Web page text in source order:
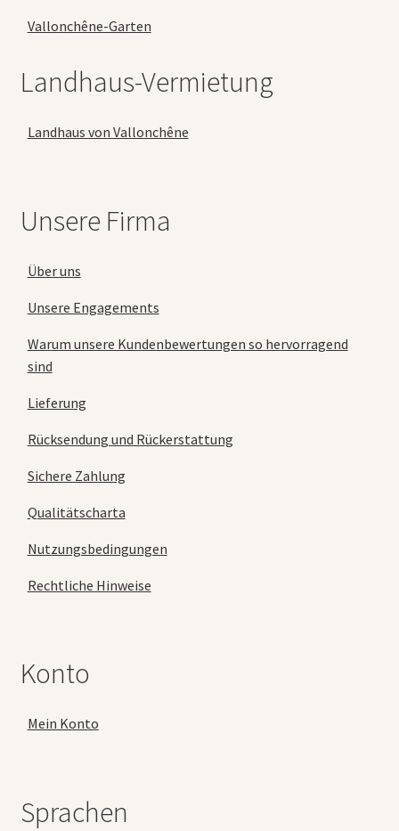
Vallonchêne-Garten
Landhaus-Vermietung
Landhaus von Vallonchêne
Unsere Firma
Über uns
Unsere Engagements
Warum unsere Kundenbewertungen so hervorragend
sind
Lieferung
Rücksendung und Rückerstattung
Sichere Zahlung
Qualitätscharta
Nutzungsbedingungen
Rechtliche Hinweise
Konto
Mein Konto
Sprachen